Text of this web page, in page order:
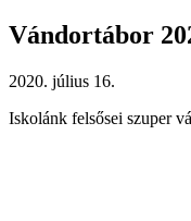
Vándortábor
2020. július 16.
Iskolánk felsősei szuper